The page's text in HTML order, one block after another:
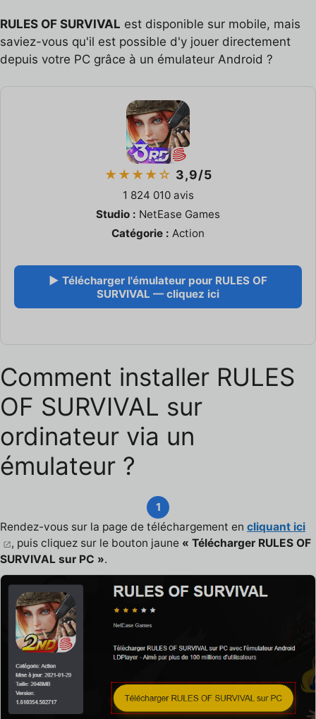
RULES OF SURVIVAL est disponible sur mobile, mais
saviez-vous qu'il est possible d'y jouer directement
depuis votre PC grâce à un émulateur Android ?
★★★★☆ 3,9/5
1 824 010 avis
Studio : NetEase Games
Catégorie : Action
▶ Télécharger l'émulateur pour RULES OF
SURVIVAL — cliquez ici
Comment installer RULES
OF SURVIVAL sur
ordinateur via un
émulateur ?
1
Rendez-vous sur la page de téléchargement en cliquant ici
, puis cliquez sur le bouton jaune « Télécharger RULES OF
SURVIVAL sur PC ».